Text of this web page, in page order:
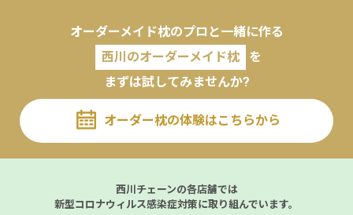
オーダーメイド枕のプロと一緒に作る
西川のオーダーメイド枕
を
まずは試してみませんか?
オーダー枕の体験はこちらから
西川チェーンの各店舗では
新型コロナウィルス感染症対策に取り組んでいます。